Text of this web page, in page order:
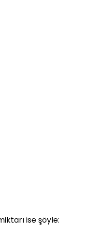
ise şöyle: